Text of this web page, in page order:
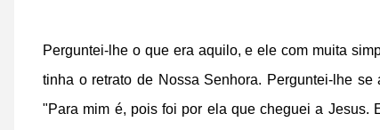
Perguntei-lhe o que era aquilo, e ele com muita
tinha o retrato de Nossa Senhora. Perguntei-lhe
"Para mim é, pois foi por ela que cheguei a Jesus.